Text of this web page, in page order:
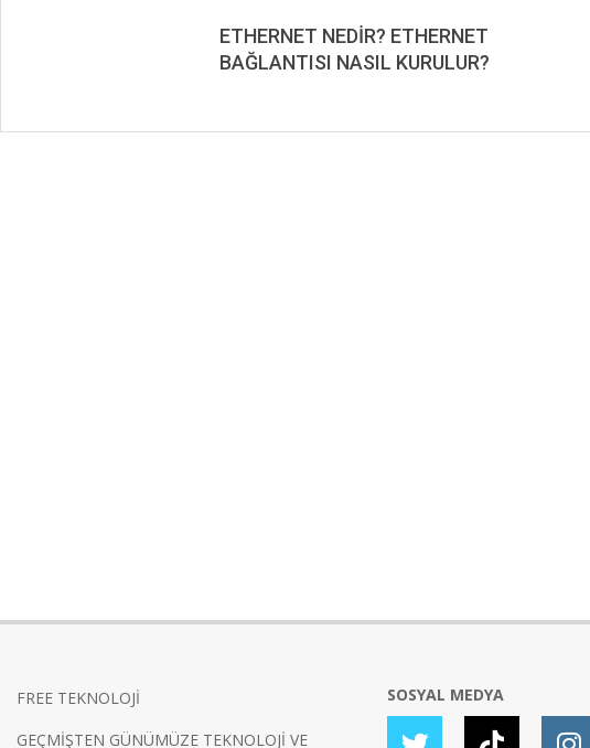
ETHERNET NEDİR? ETHERNET
BAĞLANTISI NASIL KURULUR?
FREE TEKNOLOJİ
GEÇMİŞTEN GÜNÜMÜZE TEKNOLOJİ VE
SOSYAL MEDYA